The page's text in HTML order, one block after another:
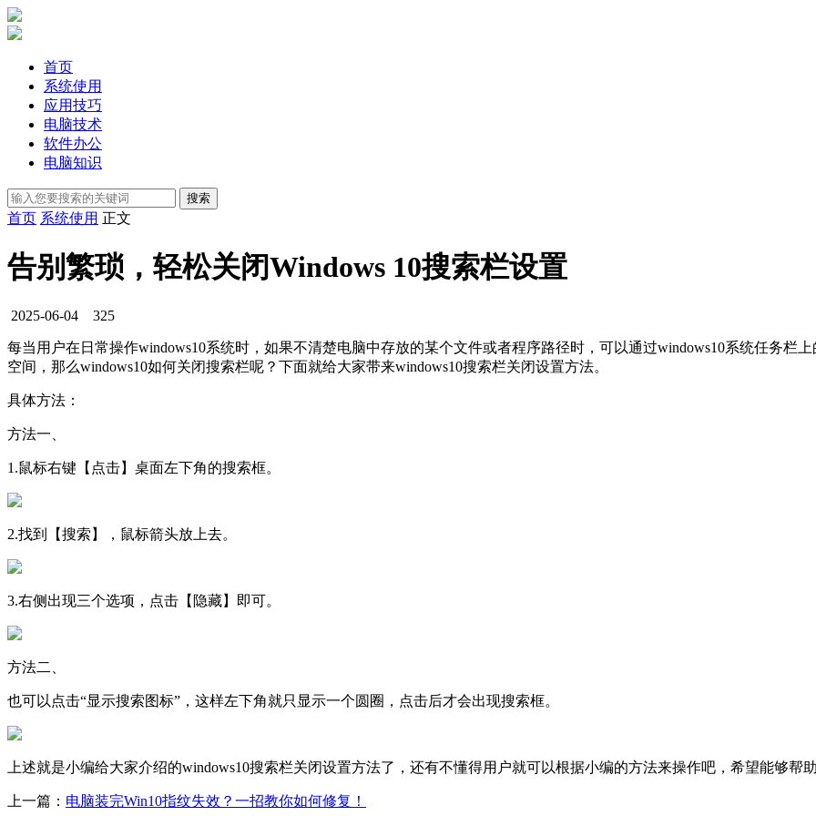
首页
系统使用
应用技巧
电脑技术
软件办公
电脑知识
首页 系统使用 正文
告别繁琐，轻松关闭Windows 10搜索栏设置
2025-06-04 325
每当用户在日常操作windows10系统时，如果不清楚电脑中存放的某个文件或者程序路径时，可以通过windows10系统任务栏
空间，那么windows10如何关闭搜索栏呢？下面就给大家带来windows10搜索栏关闭设置方法。
具体方法：
方法一、
1.鼠标右键【点击】桌面左下角的搜索框。
2.找到【搜索】，鼠标箭头放上去。
3.右侧出现三个选项，点击【隐藏】即可。
方法二、
也可以点击“显示搜索图标”，这样左下角就只显示一个圆圈，点击后才会出现搜索框。
上述就是小编给大家介绍的windows10搜索栏关闭设置方法了，还有不懂得用户就可以根据小编的方法来操作吧，希望能够帮助
上一篇： 电脑装完Win10指纹失效？一招教你如何修复！